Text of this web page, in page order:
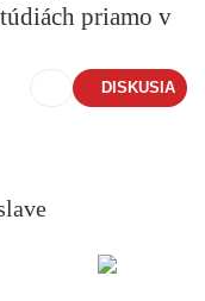
priamo v
DISKUSIA